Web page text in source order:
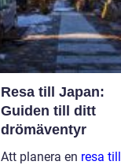
Resa till Japan:
Guiden till ditt
drömäventyr
Att planera en resa till